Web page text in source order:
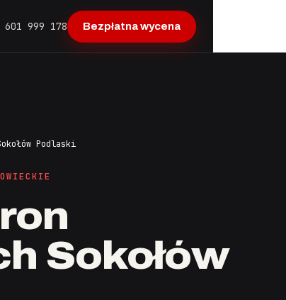
601 999 178 Bezpłatna wycena
Podlaski
Sokołów